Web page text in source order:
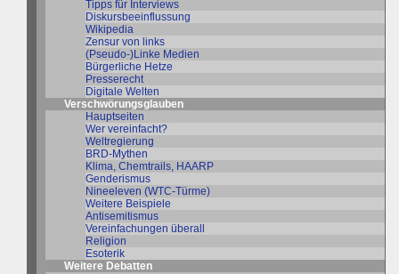
Tipps für Interviews
Diskursbeeinflussung
Wikipedia
Zensur von links
(Pseudo-)Linke Medien
Bürgerliche Hetze
Presserecht
Digitale Welten
Verschwörungsglauben
Hauptseiten
Wer vereinfacht?
Weltregierung
BRD-Mythen
Klima, Chemtrails, HAARP
Genderismus
Nineeleven (WTC-Türme)
Weitere Beispiele
Antisemitismus
Vereinfachungen überall
Religion
Esoterik
Weitere Debatten